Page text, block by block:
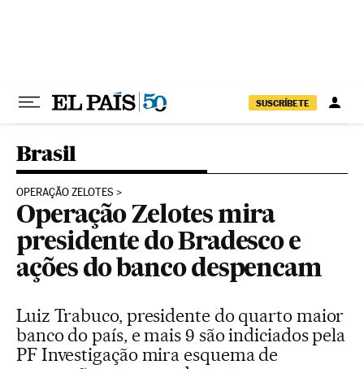
SUSCRÍBETE
Brasil
OPERAÇÃO ZELOTES
Operação Zelotes mira
presidente do Bradesco e
ações do banco despencam
Luiz Trabuco, presidente do quarto maior
banco do país, e mais 9 são indiciados pela
PF Investigação mira esquema de